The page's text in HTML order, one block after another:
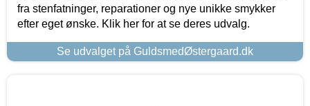
fra stenfatninger, reparationer og nye unikke smykker
efter eget ønske. Klik her for at se deres udvalg.
Se udvalget på GuldsmedØstergaard.dk